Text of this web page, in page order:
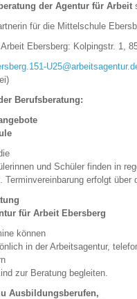
der Agentur für Arbeit
für die Mittelschule
Ebersberg: Kolpingstr. 1,
Berufsberatung:
und Schüler finden in
Terminvereinbarung erfolgt über
für Arbeit Ebersberg
können
in der Arbeitsagentur,
zur Beratung begleiten.
Ausbildungsberufen,